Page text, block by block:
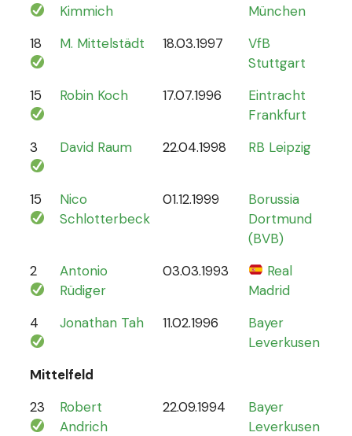
Kimmich
München
18 M. Mittelstädt 18.03.1997
VfB
Stuttgart
15 Robin Koch 17.07.1996
Eintracht
Frankfurt
3 David Raum 22.04.1998 RB Leipzig
15
Nico
Schlotterbeck
01.12.1999
Borussia
Dortmund
(BVB)
2
Antonio
Rüdiger
03.03.1993
Real
Madrid
4 Jonathan Tah 11.02.1996
Bayer
Leverkusen
Mittelfeld
23
Robert
Andrich
22.09.1994
Bayer
Leverkusen